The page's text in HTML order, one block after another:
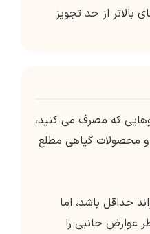
از حد تجویز
که مصرف می کنید،
محصولات گیاهی مطلع
حداقل باشد، اما
عوارض جانبی را